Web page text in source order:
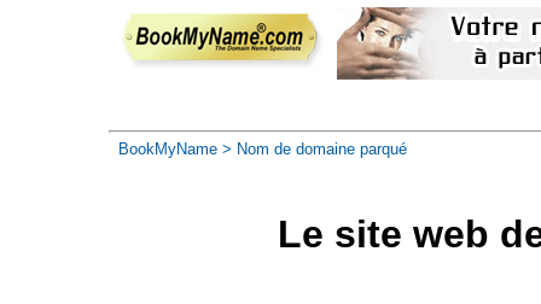
BookMyName > Nom de domaine parqué
Le site web